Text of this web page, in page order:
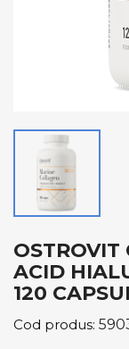
OSTROVIT
ACID
120
Cod produs: